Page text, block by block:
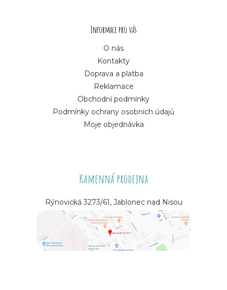
Informace pro vás
O nás
Kontakty
Doprava a platba
Reklamace
Obchodní podmínky
Podmínky ochrany osobních údajů
Moje objednávka
Kamenná prodejna
Rýnovická 3273/61, Jablonec nad Nisou